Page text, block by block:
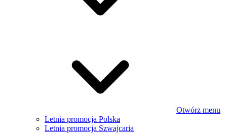
Otwórz menu
Letnia promocja Polska
Letnia promocja Szwajcaria